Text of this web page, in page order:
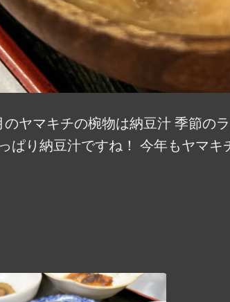
のヤマキチの椀物は納豆汁️ 季節の
ぱり納豆汁ですね！ 今年もヤマ